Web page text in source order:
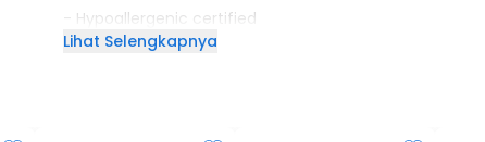
- Hypoallergenic certified
- Dermatologically tested
Lihat Selengkapnya